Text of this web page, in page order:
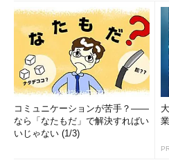
リモート・デスク
係
コミュニケーションが苦手？――
なら「なたもだ」で解決すればい
いじゃない (1/3)